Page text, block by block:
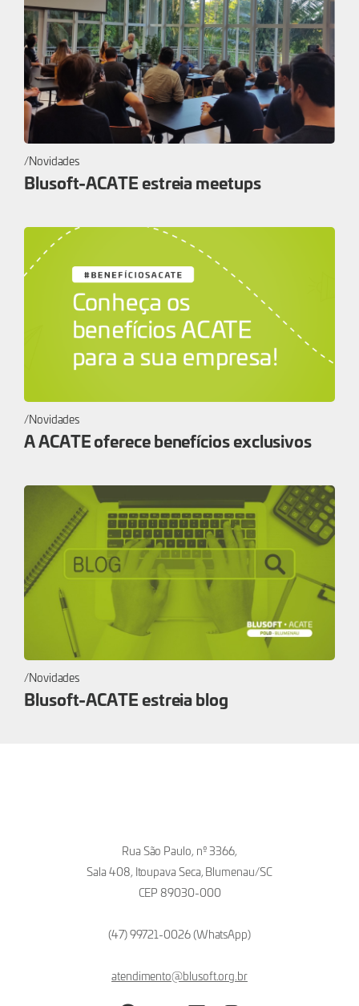
Novidades
Blusoft-ACATE estreia meetups
Novidades
A ACATE oferece benefícios exclusivos
Novidades
Blusoft-ACATE estreia blog
Rua São Paulo, nº 3366,
Sala 408, Itoupava Seca, Blumenau/SC
CEP 89030-000
(47) 99721-0026 (WhatsApp)
atendimento@blusoft.org.br